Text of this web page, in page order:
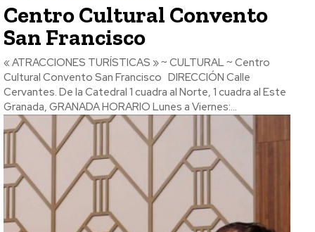
Centro Cultural Convento
San Francisco
« ATRACCIONES TURÍSTICAS » ~ CULTURAL ~ Centro
Cultural Convento San Francisco DIRECCIÓN Calle
Cervantes. De la Catedral 1 cuadra al Norte, 1 cuadra al Este
Granada, GRANADA HORARIO Lunes a Viernes:...